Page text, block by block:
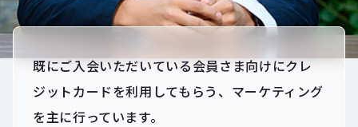
既にご入会いただいている会員さま向けにクレ
ジットカードを利用してもらう、マーケティング
を主に行っています。